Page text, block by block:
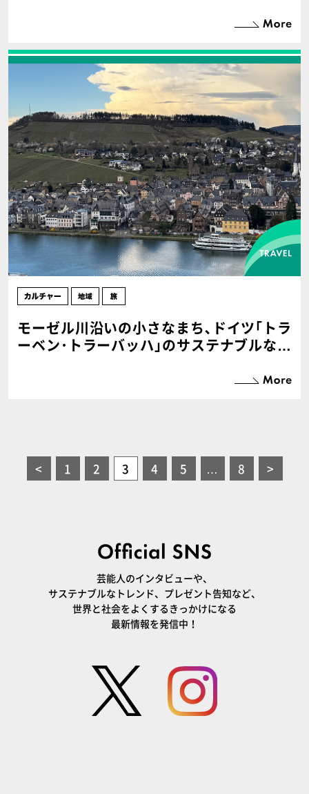
モーゼル川沿いの小さなまち､ドイツ｢トラ
ーベン･トラーバッハ｣のサステナブルなワ
< 1 2 3 4 5 … 8 >
芸能人のインタビューや、
サステナブルなトレンド、プレゼント告知など、
世界と社会をよくするきっかけになる
最新情報を発信中！